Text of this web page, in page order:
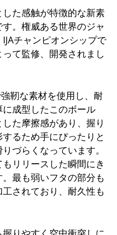
た感触が特徴的な新素
。権威ある世界のジャ
チャンピオンシップで
て監修、開発されまし
靭な素材を使用し、耐
成型したこのボール
た摩擦感があり、握り
るため手にぴったりと
づらくなっています。
リリースした瞬間にき
最も弱いフタの部分も
されており、耐久性も